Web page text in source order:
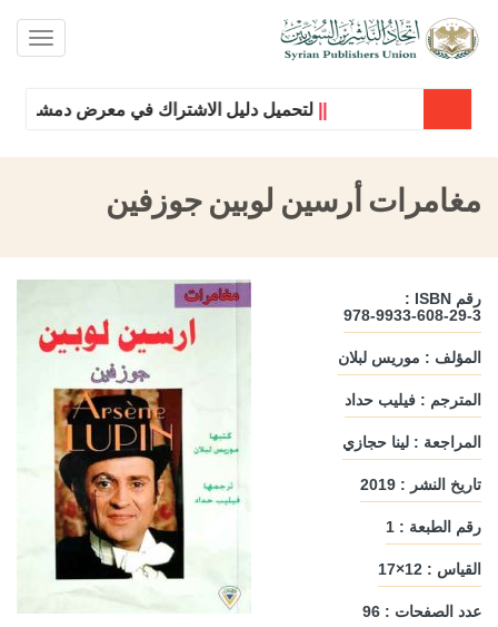
لتحميل دليل الاشتراك في معرض دمشق
مغامرات أرسين لوبين جوزفين
رقم ISBN :
978-9933-608-29-3
المؤلف : موريس لبلان
المترجم : فيليب حداد
المراجعة : لينا حجازي
تاريخ النشر : 2019
رقم الطبعة : 1
القياس : 12×17
عدد الصفحات : 96